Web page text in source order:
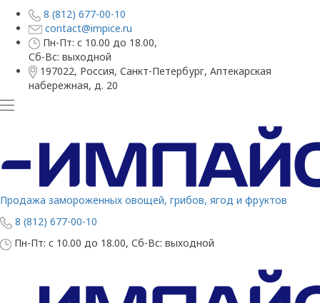
8 (812) 677-00-10
contact@impice.ru
Пн-Пт: с 10.00 до 18.00,
Сб-Вс: выходной
197022, Россия, Санкт-Петербург, Аптекарская
набережная, д. 20
Продажа замороженных овощей, грибов, ягод и фруктов
8 (812) 677-00-10
Пн-Пт: с 10.00 до 18.00, Сб-Вс: выходной